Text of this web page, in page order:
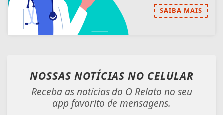
SAIBA MAIS
NOSSAS NOTÍCIAS NO CELULAR
Receba as notícias do O Relato no seu
app favorito de mensagens.